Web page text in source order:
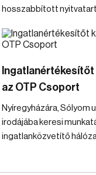
hosszabbított
Ingatlanértékesítőt
az OTP Csoport
Nyíregyházára, Sólyom
irodájába keresi
ingatlanközvetítő